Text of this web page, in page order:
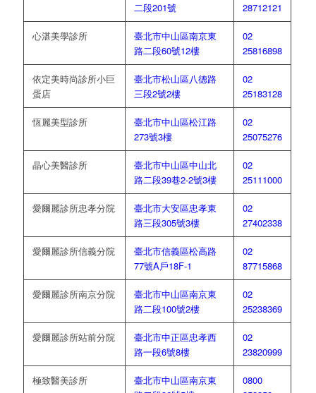
二段201號
28712121
心湛美學診所
臺北市中山區南京東
路二段60號12樓
02
25816898
依定美時尚診所小巨
蛋店
臺北市松山區八德路
三段2號2樓
02
25183128
恆麗美型診所
臺北市中山區松江路
273號3樓
02
25075276
晶心美醫診所
臺北市中山區中山北
路二段39巷2-2號3樓
02
25111000
愛爾麗診所忠孝分院
臺北市大安區忠孝東
路三段305號3樓
02
27402338
愛爾麗診所信義分院
臺北市信義區松高路
77號A戶18F-1
02
87715868
愛爾麗診所南京分院
臺北市中山區南京東
路二段100號2樓
02
25238369
愛爾麗診所站前分院
臺北市中正區忠孝西
路一段6號8樓
02
23820999
極致醫美診所
臺北市中山區南京東
0800